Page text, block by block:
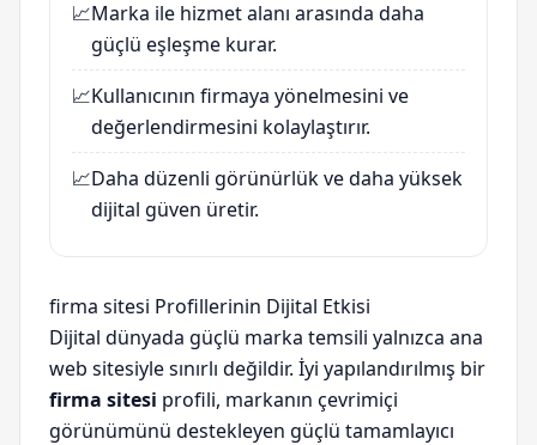
📈Marka ile hizmet alanı arasında daha
güçlü eşleşme kurar.
📈Kullanıcının firmaya yönelmesini ve
değerlendirmesini kolaylaştırır.
📈Daha düzenli görünürlük ve daha yüksek
dijital güven üretir.
firma sitesi Profillerinin Dijital Etkisi
Dijital dünyada güçlü marka temsili yalnızca ana
web sitesiyle sınırlı değildir. İyi yapılandırılmış bir
firma sitesi profili, markanın çevrimiçi
görünümünü destekleyen güçlü tamamlayıcı